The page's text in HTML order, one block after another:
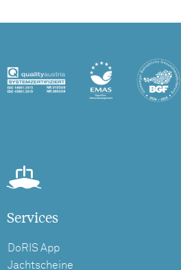
Services
DoRIS App
Jachtscheine